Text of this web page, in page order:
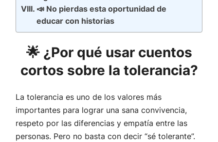
📣 No pierdas esta oportunidad de
educar con historias
🌟 ¿Por qué usar cuentos
cortos sobre la tolerancia?
La tolerancia es uno de los valores más
importantes para lograr una sana convivencia,
respeto por las diferencias y empatía entre las
personas. Pero no basta con decir “sé tolerante”.